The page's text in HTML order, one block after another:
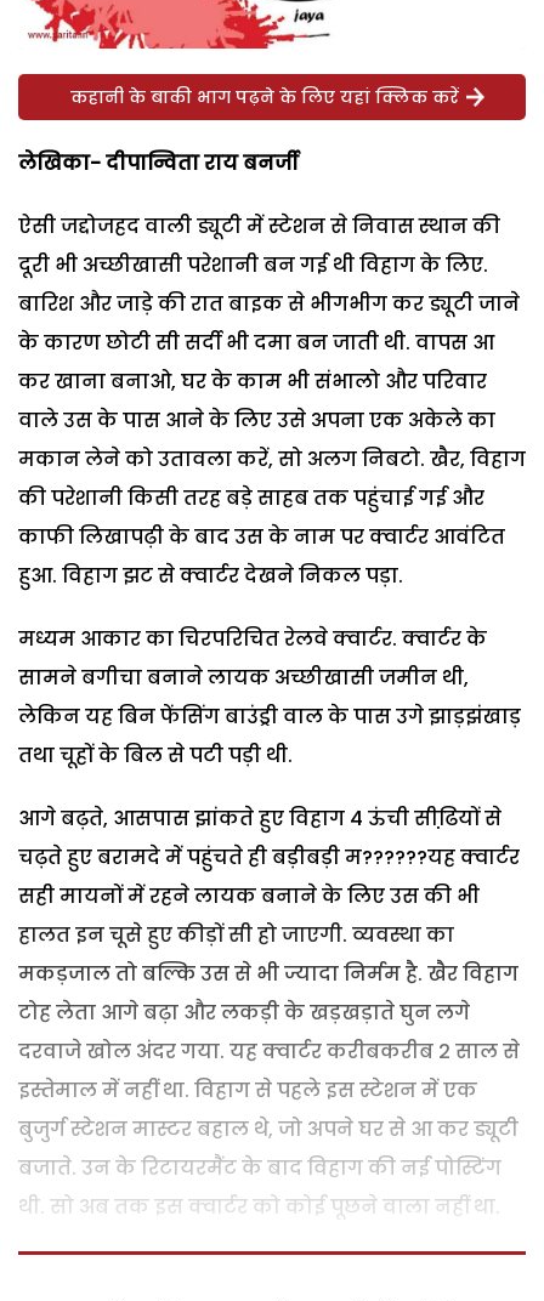
कहानी के बाकी भाग पढ़ने के लिए यहां क्लिक करें
लेखिका- दीपान्विता राय बनर्जी
ऐसी जद्दोजहद वाली ड्यूटी में स्टेशन से निवास स्थान की
दूरी भी अच्छीखासी परेशानी बन गई थी विहाग के लिए.
बारिश और जाड़े की रात बाइक से भीगभीग कर ड्यूटी जाने
के कारण छोटी सी सर्दी भी दमा बन जाती थी. वापस आ
कर खाना बनाओ, घर के काम भी संभालो और परिवार
वाले उस के पास आने के लिए उसे अपना एक अकेले का
मकान लेने को उतावला करें, सो अलग निबटो. खैर, विहाग
की परेशानी किसी तरह बड़े साहब तक पहुंचाई गई और
काफी लिखापढ़ी के बाद उस के नाम पर क्वार्टर आवंटित
हुआ. विहाग झट से क्वार्टर देखने निकल पड़ा.
मध्यम आकार का चिरपरिचित रेलवे क्वार्टर. क्वार्टर के
सामने बगीचा बनाने लायक अच्छीखासी जमीन थी,
लेकिन यह बिन फेंसिंग बाउंड्री वाल के पास उगे झाड़झंखाड़
तथा चूहों के बिल से पटी पड़ी थी.
आगे बढ़ते, आसपास झांकते हुए विहाग 4 ऊंची सीढि़यों से
चढ़ते हुए बरामदे में पहुंचते ही बड़ीबड़ी म??????यह क्वार्टर
सही मायनों में रहने लायक बनाने के लिए उस की भी
हालत इन चूसे हुए कीड़ों सी हो जाएगी. व्यवस्था का
मकड़जाल तो बल्कि उस से भी ज्यादा निर्मम है. खैर विहाग
टोह लेता आगे बढ़ा और लकड़ी के खड़खड़ाते घुन लगे
दरवाजे खोल अंदर गया. यह क्वार्टर करीबकरीब 2 साल से
इस्तेमाल में नहीं था. विहाग से पहले इस स्टेशन में एक
बुजुर्ग स्टेशन मास्टर बहाल थे, जो अपने घर से आ कर ड्यूटी
बजाते. उन के रिटायरमैंट के बाद विहाग की नई पोस्टिंग
थी. सो अब तक इस क्वार्टर को कोई पूछने वाला नहीं था.